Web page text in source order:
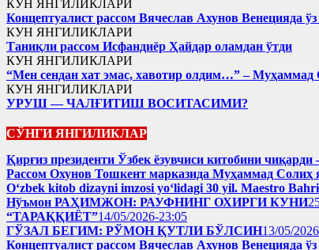
КУН ЯНГИЛИКЛАРИ
Концептуалист рассом Вячеслав Ахунов Венецияда
КУН ЯНГИЛИКЛАРИ
Таниқли рассом Исфандиёр Ҳайдар оламдан ўтди
КУН ЯНГИЛИКЛАРИ
“Мен сендан хат эмас, хавотир олдим…” –
КУН ЯНГИЛИКЛАРИ
УРУШ — ЧАЛҒИТИШ ВОСИТАСИМИ?
СЎНГИ ЯНГИЛИКЛАР
Қирғиз президенти Ўзбек ёзувчиси китобини
Рассом Охунов Тошкент марказида Муҳаммад Солиҳ
Oʻzbek kitob dizayni imzosi yoʻlidagi 30 yil. Maestro
Нўъмон РАҲИМЖОН: РАУФНИНГ ОХИРГИ КУНИ
“ТАРАҚҚИЁТ”14/05/2026-23:05
ГЎЗАЛ БЕГИМ: РЎМОН ҚУТЛИ БЎЛСИН13/05/
Концептуалист рассом Вячеслав Ахунов Венецияда